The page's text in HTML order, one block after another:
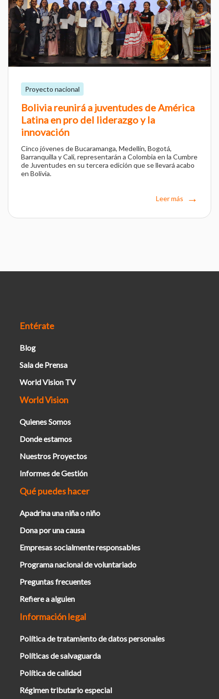
Proyecto nacional
Bolivia reunirá a juventudes de América
Latina en pro del liderazgo y la
innovación
Cinco jóvenes de Bucaramanga, Medellín, Bogotá,
Barranquilla y Cali, representarán a Colombia en la Cumbre
de Juventudes en su tercera edición que se llevará acabo
en Bolivia.
Leer más
Entérate
Blog
Sala de Prensa
World Vision TV
World Vision
Quienes Somos
Donde estamos
Nuestros Proyectos
Informes de Gestión
Qué puedes hacer
Apadrina una niña o niño
Dona por una causa
Empresas socialmente responsables
Programa nacional de voluntariado
Preguntas frecuentes
Refiere a alguien
Información legal
Política de tratamiento de datos personales
Políticas de salvaguarda
Política de calidad
Régimen tributario especial